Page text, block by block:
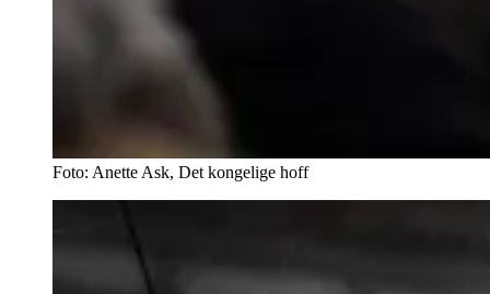
Foto: Anette Ask, Det kongelige hoff